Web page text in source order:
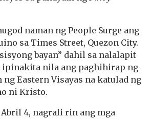
naman ng People Surge ang
sa Times Street, Quezon City.
bayan” dahil sa nalalapit
ipinakita nila ang paghihirap ng
ng Eastern Visayas na katulad ng
ni Kristo.
4, nagrali rin ang mga